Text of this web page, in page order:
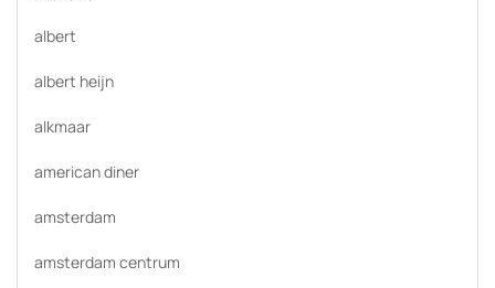
albert
albert heijn
alkmaar
american diner
amsterdam
amsterdam centrum